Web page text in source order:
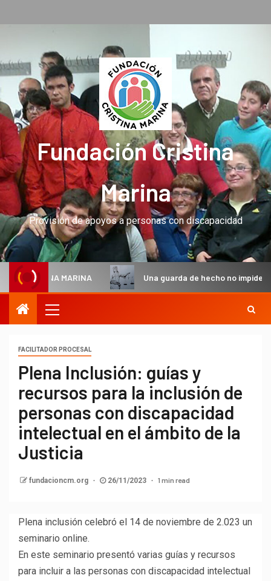
Fundación Cristina
Marina
Provisión de apoyos a personas con discapacidad
MARINA Una guarda de hecho no impide en todo
FACILITADOR PROCESAL
Plena Inclusión: guías y
recursos para la inclusión de
personas con discapacidad
intelectual en el ámbito de la
Justicia
fundacioncm.org 26/11/2023 1 min read
Plena inclusión celebró el 14 de noviembre de 2.023 un
seminario online.
En este seminario presentó varias guías y recursos
para incluir a las personas con discapacidad intelectual